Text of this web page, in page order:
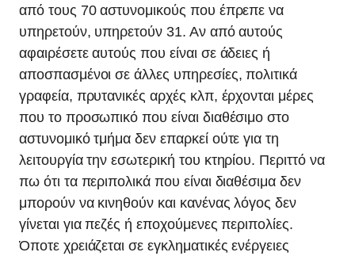
από τους 70 αστυνομικούς που έπρεπε να
υπηρετούν, υπηρετούν 31. Αν από αυτούς
αφαιρέσετε αυτούς που είναι σε άδειες ή
αποσπασμένοι σε άλλες υπηρεσίες, πολιτικά
γραφεία, πρυτανικές αρχές κλπ, έρχονται μέρες
που το προσωπικό που είναι διαθέσιμο στο
αστυνομικό τμήμα δεν επαρκεί ούτε για τη
λειτουργία την εσωτερική του κτηρίου. Περιττό να
πω ότι τα περιπολικά που είναι διαθέσιμα δεν
μπορούν να κινηθούν και κανένας λόγος δεν
γίνεται για πεζές ή εποχούμενες περιπολίες.
Όποτε χρειάζεται σε εγκληματικές ενέργειες